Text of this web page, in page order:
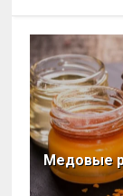
Медовые